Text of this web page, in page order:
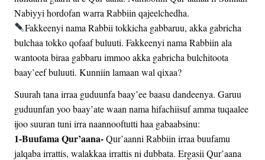
Nabiyyi hordofan warra Rabbiin qajeelchedha.
Fakkeenyi nama Rabbii tokkicha gabbaruu, akka gabricha
bulchaa tokko qofaaf buluuti. Fakkeenyi nama Rabbiin ala
wantoota biraa gabbaru immoo akka gabricha bulchitoota
baay’eef buluuti. Kunniin lamaan wal qixaa?
Suurah tana irraa guduunfa baay’ee baasu dandeenya. Garuu
guduunfan yoo baay’ate waan nama hifachiisuf amma tuqaalee
ijoo suuran tuni irra naannooftutti haa gabaabsinu:
1-Buufama Qur’aana-Qur’aanni Rabbiin irraa buufamu
jalqaba irrattis, walakkaa irrattis ni dubbata. Ergasii Qur’aana